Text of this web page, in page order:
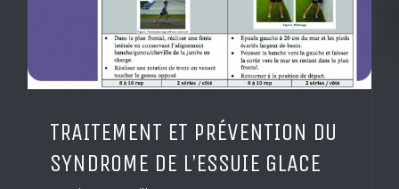
TRAITEMENT ET PRÉVENTION DU
SYNDROME DE L’ESSUIE GLACE